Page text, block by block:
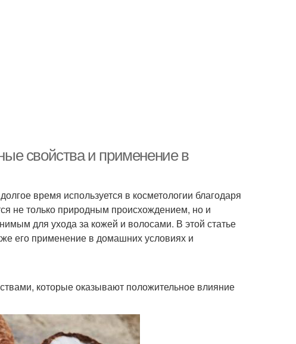
свойства и применение в
время используется в косметологии благодаря
не только природным происхождением, но и
для ухода за кожей и волосами. В этой статье
его применение в домашних условиях и
которые оказывают положительное влияние